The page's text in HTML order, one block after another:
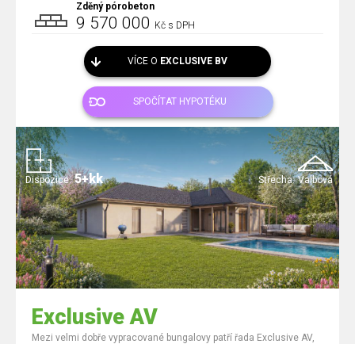
Zděný pórobeton
9 570 000 Kč s DPH
VÍCE O EXCLUSIVE BV
SPOČÍTAT HYPOTÉKU
Střecha: Valbová
Dispozice: 5+kk
Exclusive AV
Mezi velmi dobře vypracované bungalovy patří řada Exclusive AV,